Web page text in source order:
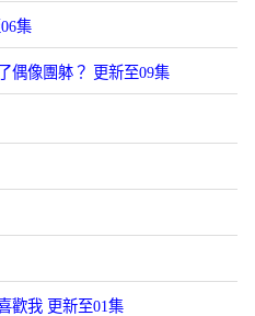
集
偶像團躰？ 更新至09集
歡我 更新至01集